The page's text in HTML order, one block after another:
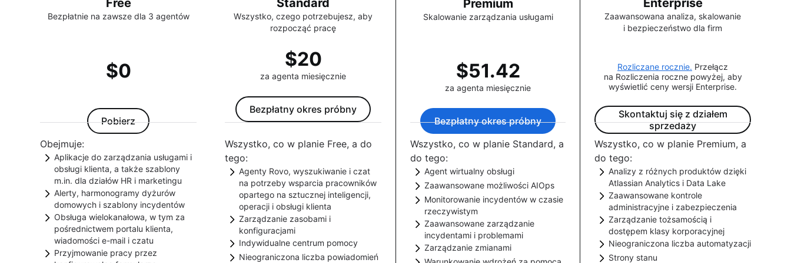
Free
Bezpłatnie na zawsze dla 3 agentów
$0
Pobierz
Obejmuje:
Aplikacje do zarządzania usługami i
obsługi klienta, a także szablony
m.in. dla działów HR i marketingu
Jira Service Management zawiera
szablony wstępnie skonfigurowane
z typami wniosków, przepływami
pracy i automatyzacją, aby pomóc
dowolnemu zespołowi w obsłudze
Alerty, harmonogramy dyżurów
domowych i szablony incydentów
Zarządzaj przychodzącymi alertami
i odpowiadaj na nie za pomocą
reguł przekierowywania, zasad
eskalacji i harmonogramów dyżurów
Obsługa wielokanałowa, w tym za
pośrednictwem portalu klienta,
wiadomości e-mail i czatu
Pracownicy i klienci mogą przesyłać
Przyjmowanie pracy przez
Standard
Wszystko, czego potrzebujesz, aby
rozpocząć pracę
$20
za agenta miesięcznie
Bezpłatny okres próbny
Wszystko, co w planie Free, a do
tego:
Agenty Rovo, wyszukiwanie i czat
na potrzeby wsparcia pracowników
opartego na sztucznej inteligencji,
operacji i obsługi klienta
Odblokuj pracę zespołową opartą
na sztucznej inteligencji dzięki
dostępowi do funkcji wyszukiwania,
Zarządzanie zasobami i
konfiguracjami
Zarządzaj cyklem życia zasobów i
usług. Uzyskuj wgląd w zależności,
Indywidualne centrum pomocy
Używaj firmowego adresu URL w
Nieograniczona liczba powiadomień
Premium
Skalowanie zarządzania usługami
$51.42
za agenta miesięcznie
Bezpłatny okres próbny
Wszystko, co w planie Standard, a
do tego:
Agent wirtualny obsługi
Oparte na SI wsparcie
konwersacyjne oszczędza czas
agentów i pozwala im świadczyć
usługi na wyjątkowym poziomie.
Dowiedz się więcej.
Zaawansowane możliwości AIOps
Szybciej wykrywaj i rozpatruj
incydenty oraz zapobiegaj im
dzięki grupowaniu alertów
opartemu na sztucznej inteligencji,
tworzeniu incydentów i
Monitorowanie incydentów w czasie
rzeczywistym
Kontroluj funkcjonowanie narzędzi
do rejestrowania i monitorowania
dzięki funkcji Heartbeat Monitoring.
Zaawansowane zarządzanie
incydentami i problemami
Identyfikuj usługi, których dotyczy
Zarządzanie zmianami
Enterprise
Zaawansowana analiza, skalowanie
i bezpieczeństwo dla firm
Rozliczane rocznie. Przełącz
na Rozliczenia roczne powyżej, aby
wyświetlić ceny wersji Enterprise.
Skontaktuj się z działem
sprzedaży
Wszystko, co w planie Premium, a
do tego:
Analizy z różnych produktów dzięki
Atlassian Analytics i Data Lake
Agreguj dane z całego łańcucha
narzędzi Atlassian, aby uzyskać
całościowe analizy, które
przyczyniają się do lepszego
podejmowania decyzji.
Zaawansowane kontrole
administracyjne i zabezpieczenia
Zarządzaj użytkownikami i
bezpieczeństwem na dużą skalę
dzięki zaawansowanym elementom
Zarządzanie tożsamością i
dostępem klasy korporacyjnej
Uzyskaj logowanie jednokrotne,
SCIM i obsługę wielu dostawców
Nieograniczona liczba automatyzacji
Zwiększ wydajność, zastępując
Strony stanu